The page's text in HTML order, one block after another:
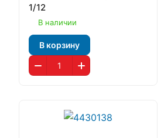
1/12
В наличии
В корзину